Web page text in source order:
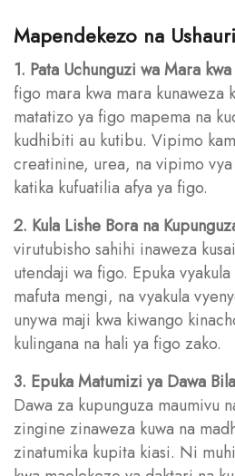
Mapendekezo na Ushauri
1. Pata Uchunguzi wa Mara
figo mara kwa mara kunaweza
matatizo ya figo mapema na
kudhibiti au kutibu. Vipimo
creatinine, urea, na vipimo
katika kufuatilia afya ya figo.
2. Kula Lishe Bora na
virutubisho sahihi inaweza
utendaji wa figo. Epuka
mafuta mengi, na vyakula
unywa maji kwa kiwango
kulingana na hali ya figo zako.
3. Epuka Matumizi ya Dawa
Dawa za kupunguza maumivu
zingine zinaweza kuwa na
zinatumika kupita kiasi. Ni